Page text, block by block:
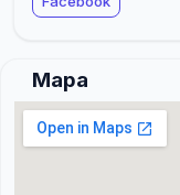
Mapa